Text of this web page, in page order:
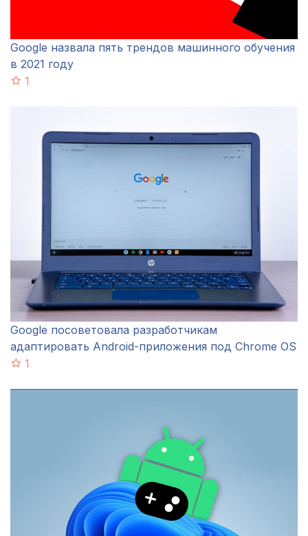
Google назвала пять трендов машинного обучения
в 2021 году
1
Google посоветовала разработчикам
адаптировать Android-приложения под Chrome OS
1